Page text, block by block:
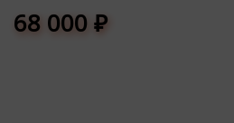
68 000₽